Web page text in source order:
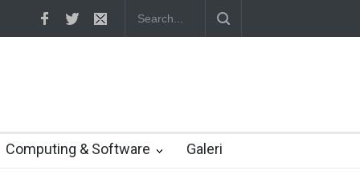
Verizon turunkan penawaran ke 4,48 miliar dolar
Computing & Software Galeri